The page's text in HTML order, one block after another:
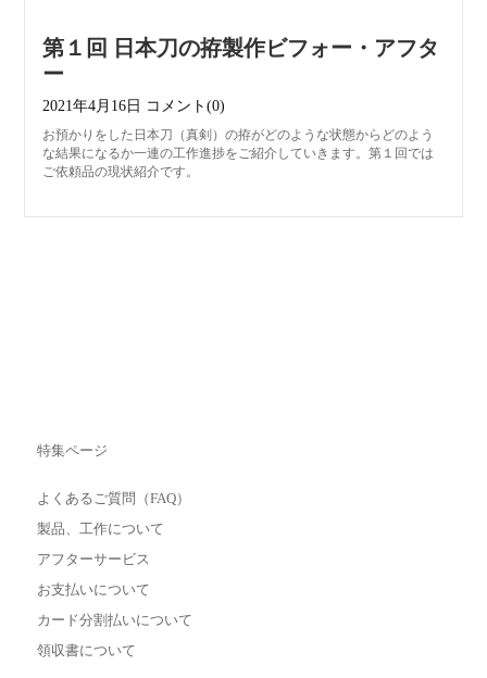
第１回 日本刀の拵製作ビフォー・アフタ
ー
2021年4月16日 コメント(0)
お預かりをした日本刀（真剣）の拵がどのような状態からどのよう
な結果になるか一連の工作進捗をご紹介していきます。第１回では
ご依頼品の現状紹介です。
特集ページ
よくあるご質問（FAQ）
製品、工作について
アフターサービス
お支払いについて
カード分割払いについて
領収書について